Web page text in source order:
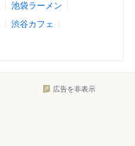
池袋ラーメン
渋谷カフェ
広告を非表示